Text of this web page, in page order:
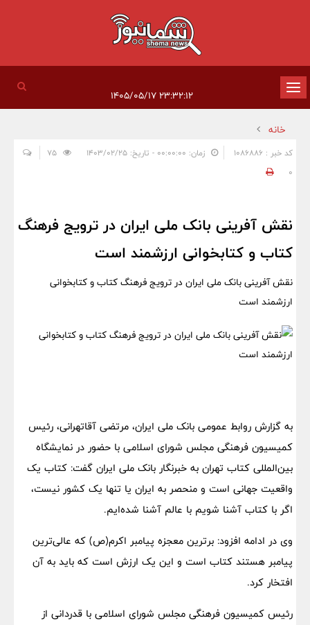
تغییر
وضعیت
ناوبری
خانه
کد خبر : 1086886 زمان: ۰۰:۰۰:۰۰ - تاریخ: ۱۴۰۳/۰۲/۲۵
0
نقش آفرینی بانک ملی ایران در ترویج فرهنگ
کتاب و کتابخوانی ارزشمند است
نقش آفرینی بانک ملی ایران در ترویج فرهنگ کتاب و کتابخوانی
ارزشمند است
به گزارش روابط‌ عمومی بانک ملی ایران، مرتضی آقاتهرانی، رئیس
کمیسیون فرهنگی مجلس شورای اسلامی با حضور در نمایشگاه
بین‌المللی کتاب تهران به خبرنگار بانک ملی ایران گفت: کتاب یک
واقعیت جهانی است و منحصر به ایران یا تنها یک کشور نیست،
اگر با کتاب آشنا شویم با عالم آشنا شده‌ایم.
وی در ادامه افزود: برترین معجزه پیامبر اکرم(ص) که عالی‌ترین
پیامبر هستند کتاب است و این یک ارزش است که باید به آن
افتخار کرد.
رئیس کمیسیون فرهنگی مجلس شورای اسلامی با قدردانی از